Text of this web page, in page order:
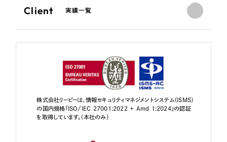
Client 実績一覧
株式会社リーピーは、情報セキュリティマネジメントシステム（ISMS）
の国内規格「ISO/IEC 27001:2022 + Amd 1:2024」の認証
を取得しています。（本社のみ）